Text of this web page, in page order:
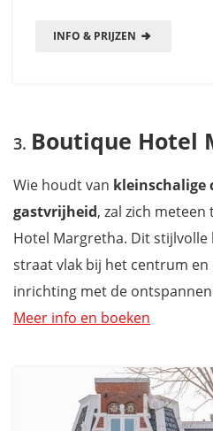
INFO & PRIJZEN
Boutique Hotel
Wie houdt van kleinschalige
gastvrijheid, zal zich
Hotel Margretha. Dit
straat vlak bij het centrum
inrichting met de
Meer info en boeken